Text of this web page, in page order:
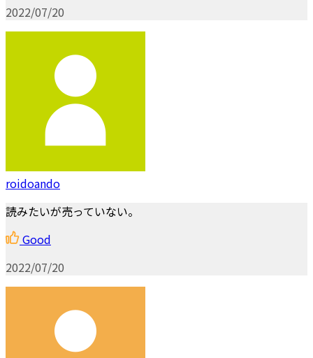
2022/07/20
roidoando
読みたいが売っていない。
Good
2022/07/20